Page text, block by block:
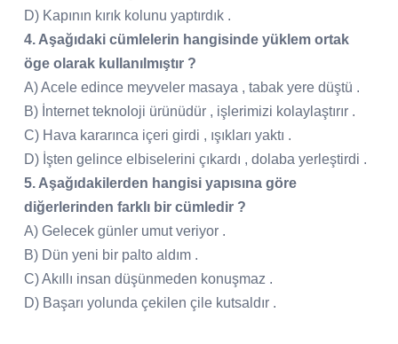
D) Kapının kırık kolunu yaptırdık .
4. Aşağıdaki cümlelerin hangisinde yüklem ortak
öge olarak kullanılmıştır ?
A) Acele edince meyveler masaya , tabak yere düştü .
B) İnternet teknoloji ürünüdür , işlerimizi kolaylaştırır .
C) Hava kararınca içeri girdi , ışıkları yaktı .
D) İşten gelince elbiselerini çıkardı , dolaba yerleştirdi .
5. Aşağıdakilerden hangisi yapısına göre
diğerlerinden farklı bir cümledir ?
A) Gelecek günler umut veriyor .
B) Dün yeni bir palto aldım .
C) Akıllı insan düşünmeden konuşmaz .
D) Başarı yolunda çekilen çile kutsaldır .